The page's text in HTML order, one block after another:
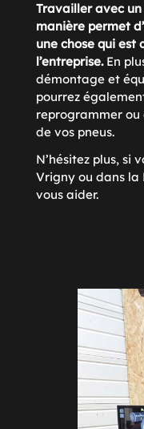
Travailler avec
manière permet
une chose qui
l’entreprise.En
démontage et
pourrez
reprogrammer ou
de vos pneus.
N’hésitez plus, si
Vrigny ou dans la
vous aider.